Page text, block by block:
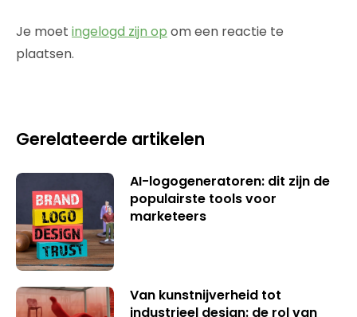
Je moet ingelogd zijn op om een reactie te
plaatsen.
Gerelateerde artikelen
AI-logogeneratoren: dit zijn de
populairste tools voor
marketeers
Van kunstnijverheid tot
industrieel design: de rol van